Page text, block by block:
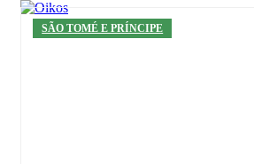
SÃO TOMÉ E PRÍNCIPE